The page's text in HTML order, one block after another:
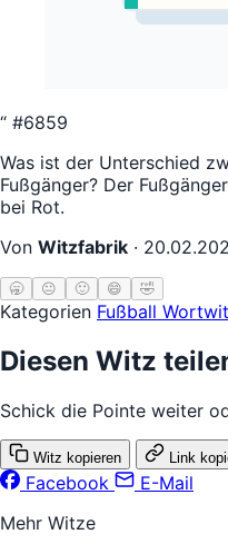
“ #6859
Was ist der Unterschied
Fußgänger? Der
bei Rot.
Von Witzfabrik ·
🥱 😐 🙂 😄 🤣
Kategorien Fußball
Diesen Witz
Schick die Pointe weiter
Witz kopieren Link
Facebook
E-Mail
Mehr Witze